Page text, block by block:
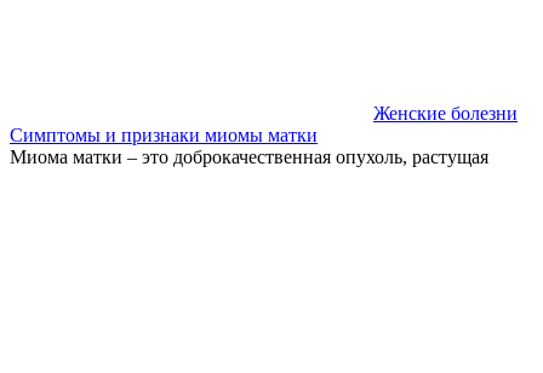
Женские болезни
Симптомы и признаки миомы матки
Миома матки – это доброкачественная опухоль, растущая